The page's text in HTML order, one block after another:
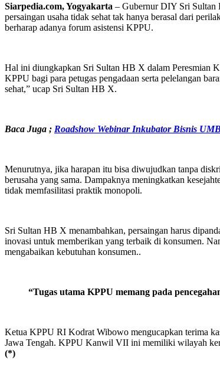
Siarpedia.com, Yogyakarta – Gubernur DIY Sri Sultan
persaingan usaha tidak sehat tak hanya berasal dari
berharap adanya forum asistensi KPPU.
Hal ini diungkapkan Sri Sultan HB X dalam Peresmian
KPPU bagi para petugas pengadaan serta pelelangan
sehat,” ucap Sri Sultan HB X.
Baca Juga ; Roadshow Webinar Inkubator Bisnis
Menurutnya, jika harapan itu bisa diwujudkan tanpa
berusaha yang sama. Dampaknya meningkatkan
tidak memfasilitasi praktik monopoli.
Sri Sultan HB X menambahkan, persaingan harus
inovasi untuk memberikan yang terbaik di konsumen.
mengabaikan kebutuhan konsumen..
“Tugas utama KPPU memang pada
Ketua KPPU RI Kodrat Wibowo mengucapkan terima
Jawa Tengah. KPPU Kanwil VII ini memiliki wilayah
(*)